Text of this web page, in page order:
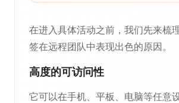
在进入具体活动之前，我们先来梳
签在远程团队中表现出色的原因。
高度的可访问性
它可以在手机、平板、电脑等任意